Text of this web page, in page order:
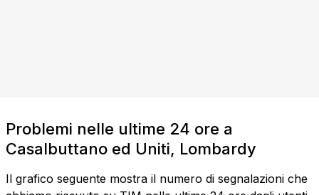
Problemi nelle ultime 24 ore a
Casalbuttano ed Uniti, Lombardy
Il grafico seguente mostra il numero di segnalazioni che